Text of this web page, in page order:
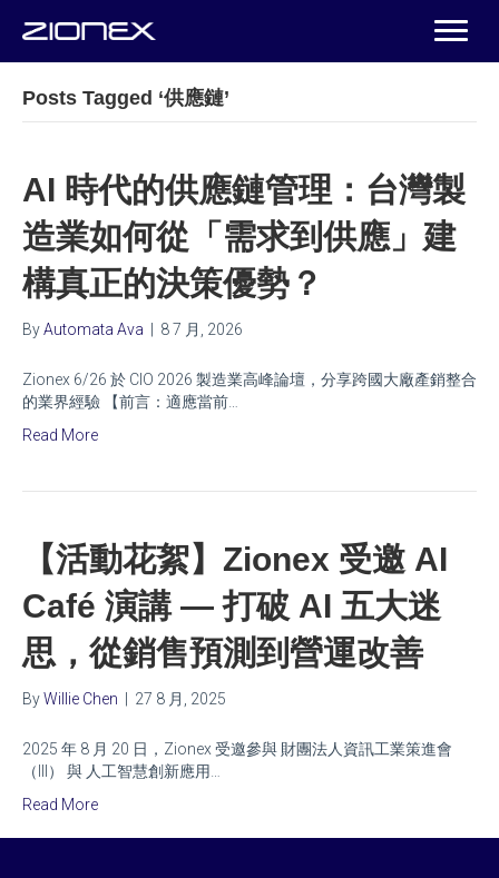
Posts Tagged ‘供應鏈’
AI 時代的供應鏈管理：台灣製
造業如何從「需求到供應」建
構真正的決策優勢？
ByAutomata Ava 8 7 月, 2026
Zionex 6/26 於 CIO 2026 製造業高峰論壇，分享跨國大廠產銷整合
的業界經驗 【前言：適應當前…
Read More
【活動花絮】Zionex 受邀 AI
Café 演講 — 打破 AI 五大迷
思，從銷售預測到營運改善
ByWillie Chen 27 8 月, 2025
2025 年 8 月 20 日，Zionex 受邀參與 財團法人資訊工業策進會
（III） 與 人工智慧創新應用…
Read More